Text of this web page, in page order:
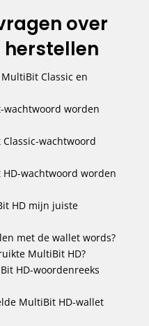
over
Classic en
wachtwoord worden
wachtwoord
wachtwoord worden
HD mijn juiste
met de wallet words?
MultiBit HD?
HD-woordenreeks
MultiBit HD-wallet